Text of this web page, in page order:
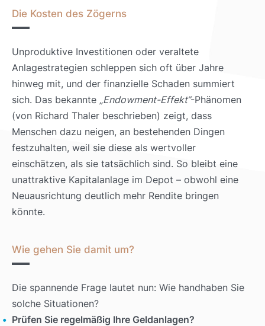
Die Kosten des Zögerns
Unproduktive Investitionen oder veraltete
Anlagestrategien schleppen sich oft über Jahre
hinweg mit, und der finanzielle Schaden summiert
sich. Das bekannte „Endowment-Effekt“-Phänomen
(von Richard Thaler beschrieben) zeigt, dass
Menschen dazu neigen, an bestehenden Dingen
festzuhalten, weil sie diese als wertvoller
einschätzen, als sie tatsächlich sind. So bleibt eine
unattraktive Kapitalanlage im Depot – obwohl eine
Neuausrichtung deutlich mehr Rendite bringen
könnte.
Wie gehen Sie damit um?
Die spannende Frage lautet nun: Wie handhaben Sie
solche Situationen?
Prüfen Sie regelmäßig Ihre Geldanlagen?